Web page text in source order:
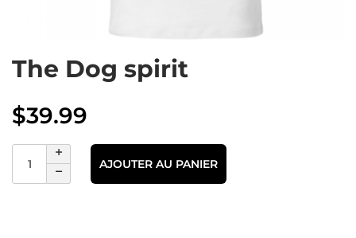
The Dog spirit
$39.99
AJOUTER AU PANIER